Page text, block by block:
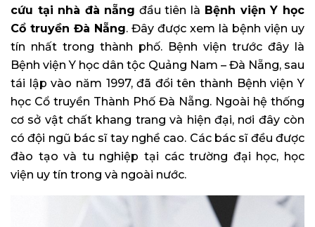
cứu tại nhà đà nẵng đầu tiên là Bệnh viện Y học
Cổ truyền Đà Nẵng. Đây được xem là bệnh viện uy
tín nhất trong thành phố. Bệnh viện trước đây là
Bệnh viện Y học dân tộc Quảng Nam – Đà Nẵng, sau
tái lập vào năm 1997, đã đổi tên thành Bệnh viện Y
học Cổ truyền Thành Phố Đà Nẵng. Ngoài hệ thống
cơ sở vật chất khang trang và hiện đại, nơi đây còn
có đội ngũ bác sĩ tay nghề cao. Các bác sĩ đều được
đào tạo và tu nghiệp tại các trường đại học, học
viện uy tín trong và ngoài nước.